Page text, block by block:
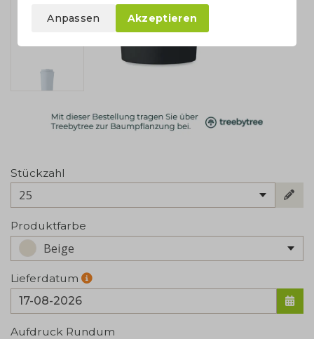
Stückzahl
25
Produktfarbe
Beige
Lieferdatum
Aufdruck Rundum
Anpassen Akzeptieren